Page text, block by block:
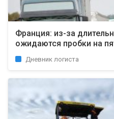
Франция: из-за
ожидаются пробки на
Дневник логиста